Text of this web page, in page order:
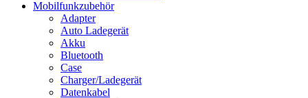
Mobilfunkzubehör
Adapter
Auto Ladegerät
Akku
Bluetooth
Case
Charger/Ladegerät
Datenkabel